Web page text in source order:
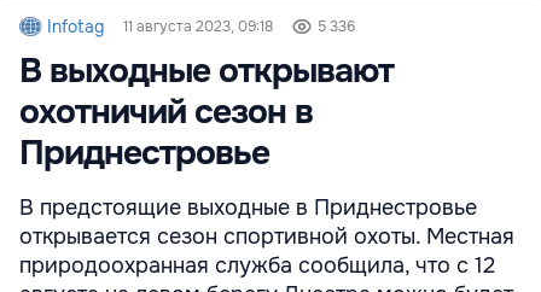
Infotag 11 августа 2023, 09:18 5 336
В выходные открывают
охотничий сезон в
Приднестровье
В предстоящие выходные в Приднестровье
открывается сезон спортивной охоты. Местная
природоохранная служба сообщила, что с 12